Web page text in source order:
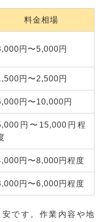
料金相場
円〜5,000円
円〜2,500円
円〜10,000円
円〜15,000円程
円〜8,000円程度
円〜6,000円程度
安です。作業内容や地